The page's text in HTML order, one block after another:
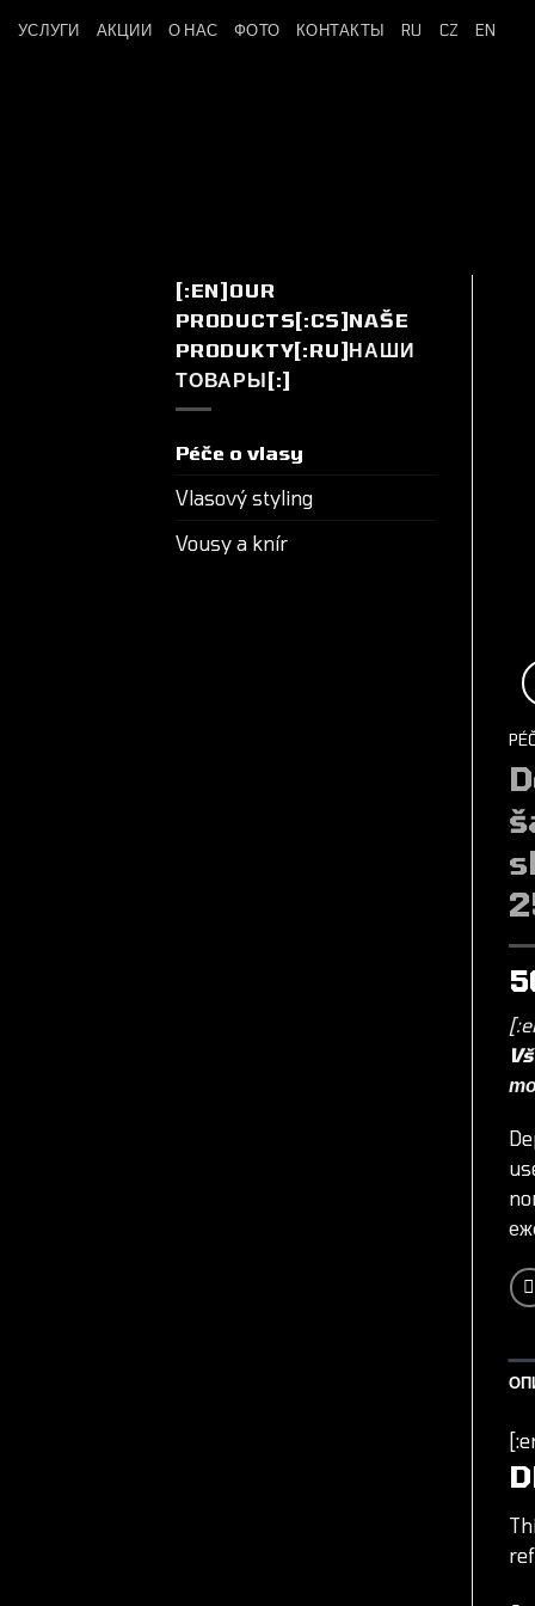
УСЛУГИ АКЦИИ О НАС ФОТО КОНТАКТЫ RU CZ EN
[:EN]OUR
PRODUCTS[:CS]NAŠE
PRODUKTY[:RU]НАШИ
ТОВАРЫ[:]
Péče o vlasy
Vlasový styling
Vousy a knír